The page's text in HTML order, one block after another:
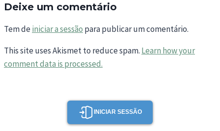
Deixe um comentário
Tem deiniciar a sessão para publicar um comentário.
This site uses Akismet to reduce spam. Learn how your
comment data is processed.
INICIAR SESSÃO